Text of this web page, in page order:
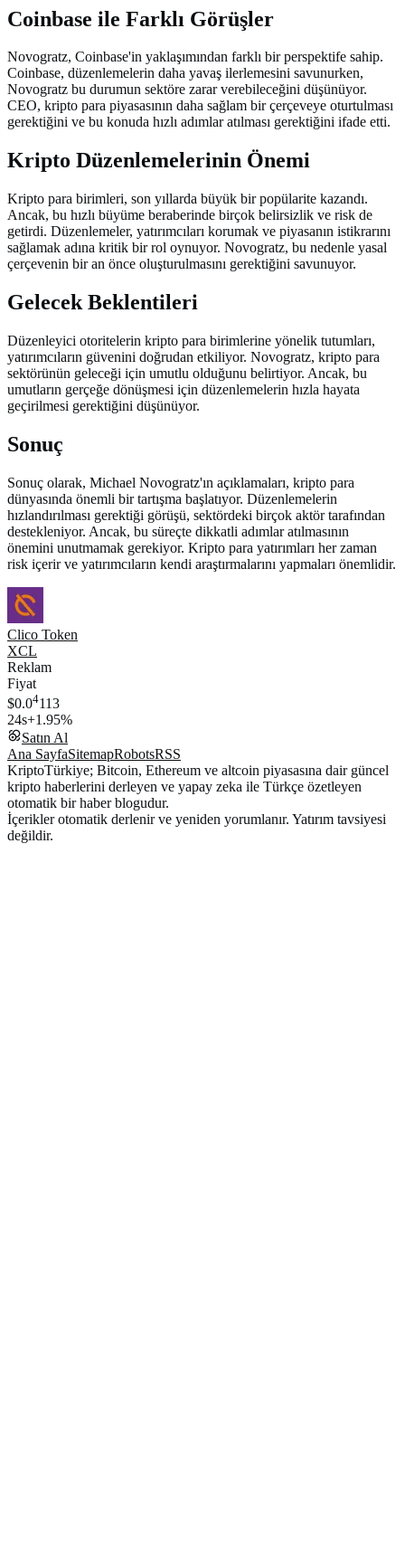
Coinbase ile Farklı Görüşler
Novogratz, Coinbase'in yaklaşımından farklı bir perspektife sahip.
Coinbase, düzenlemelerin daha yavaş ilerlemesini savunurken,
Novogratz bu durumun sektöre zarar verebileceğini düşünüyor.
CEO, kripto para piyasasının daha sağlam bir çerçeveye oturtulması
gerektiğini ve bu konuda hızlı adımlar atılması gerektiğini ifade etti.
Kripto Düzenlemelerinin Önemi
Kripto para birimleri, son yıllarda büyük bir popülarite kazandı.
Ancak, bu hızlı büyüme beraberinde birçok belirsizlik ve risk de
getirdi. Düzenlemeler, yatırımcıları korumak ve piyasanın istikrarını
sağlamak adına kritik bir rol oynuyor. Novogratz, bu nedenle yasal
çerçevenin bir an önce oluşturulmasını gerektiğini savunuyor.
Gelecek Beklentileri
Düzenleyici otoritelerin kripto para birimlerine yönelik tutumları,
yatırımcıların güvenini doğrudan etkiliyor. Novogratz, kripto para
sektörünün geleceği için umutlu olduğunu belirtiyor. Ancak, bu
umutların gerçeğe dönüşmesi için düzenlemelerin hızla hayata
geçirilmesi gerektiğini düşünüyor.
Sonuç
Sonuç olarak, Michael Novogratz'ın açıklamaları, kripto para
dünyasında önemli bir tartışma başlatıyor. Düzenlemelerin
hızlandırılması gerektiği görüşü, sektördeki birçok aktör tarafından
destekleniyor. Ancak, bu süreçte dikkatli adımlar atılmasının
önemini unutmamak gerekiyor. Kripto para yatırımları her zaman
risk içerir ve yatırımcıların kendi araştırmalarını yapmaları önemlidir.
Clico Token
XCL
Reklam
Fiyat
$0.04113
24s+1.95%
Satın Al
Ana SayfaSitemapRobotsRSS
KriptoTürkiye; Bitcoin, Ethereum ve altcoin piyasasına dair güncel
kripto haberlerini derleyen ve yapay zeka ile Türkçe özetleyen
otomatik bir haber blogudur.
İçerikler otomatik derlenir ve yeniden yorumlanır. Yatırım tavsiyesi
değildir.